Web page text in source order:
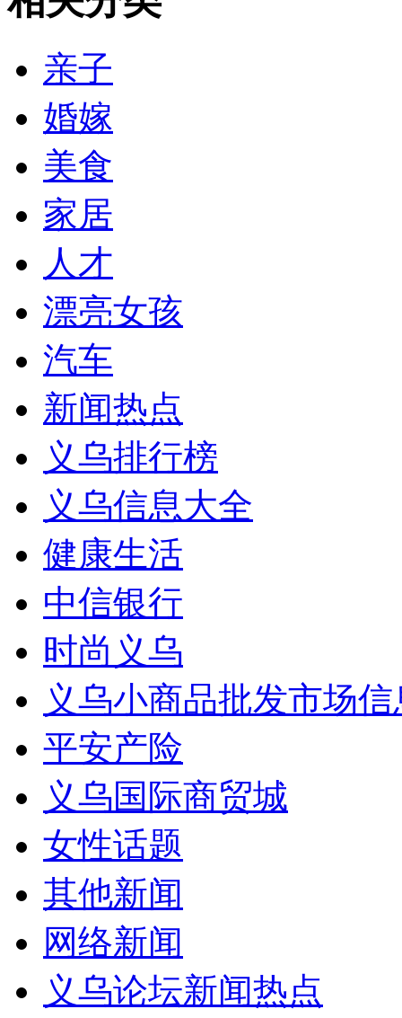
亲子
婚嫁
美食
家居
人才
漂亮女孩
汽车
新闻热点
义乌排行榜
义乌信息大全
健康生活
中信银行
时尚义乌
义乌小商品批发市场
平安产险
义乌国际商贸城
女性话题
其他新闻
网络新闻
义乌论坛新闻热点